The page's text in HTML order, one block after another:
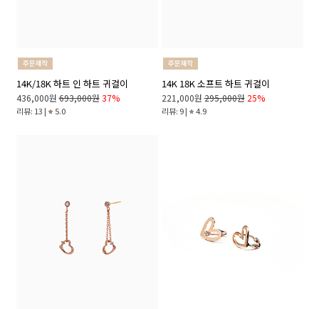
14K/18K 하트 인 하트 귀걸이
436,000원 693,000원 37%
리뷰: 13 | 5.0
14K 18K 소프트 하트 귀걸이
221,000원 295,000원 25%
리뷰: 9 | 4.9